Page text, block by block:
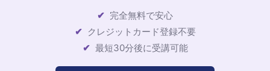
完全無料で安心
クレジットカード登録不要
最短30分後に受講可能